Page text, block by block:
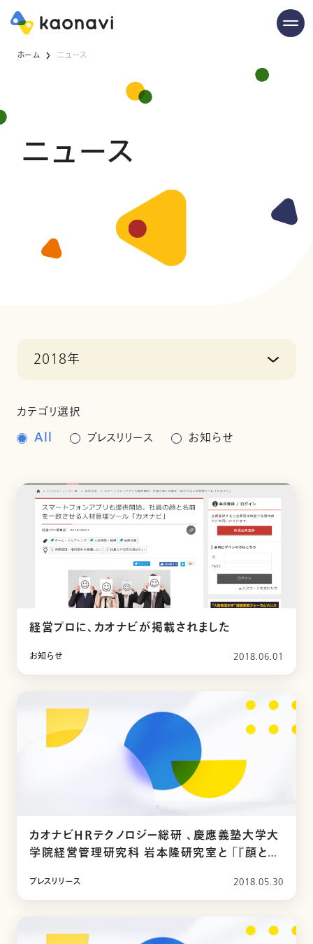
ホーム ニュース
ニュース
2018年
カテゴリ選択
All プレスリリース お知らせ
経営プロに、カオナビが掲載されました
お知らせ 2018.06.01
カオナビHRテクノロジー総研 、慶應義塾大学大
学院経営管理研究科 岩本隆研究室と 「『顔と名
響」に関する 共同研究を開始
プレスリリース 2018.05.30